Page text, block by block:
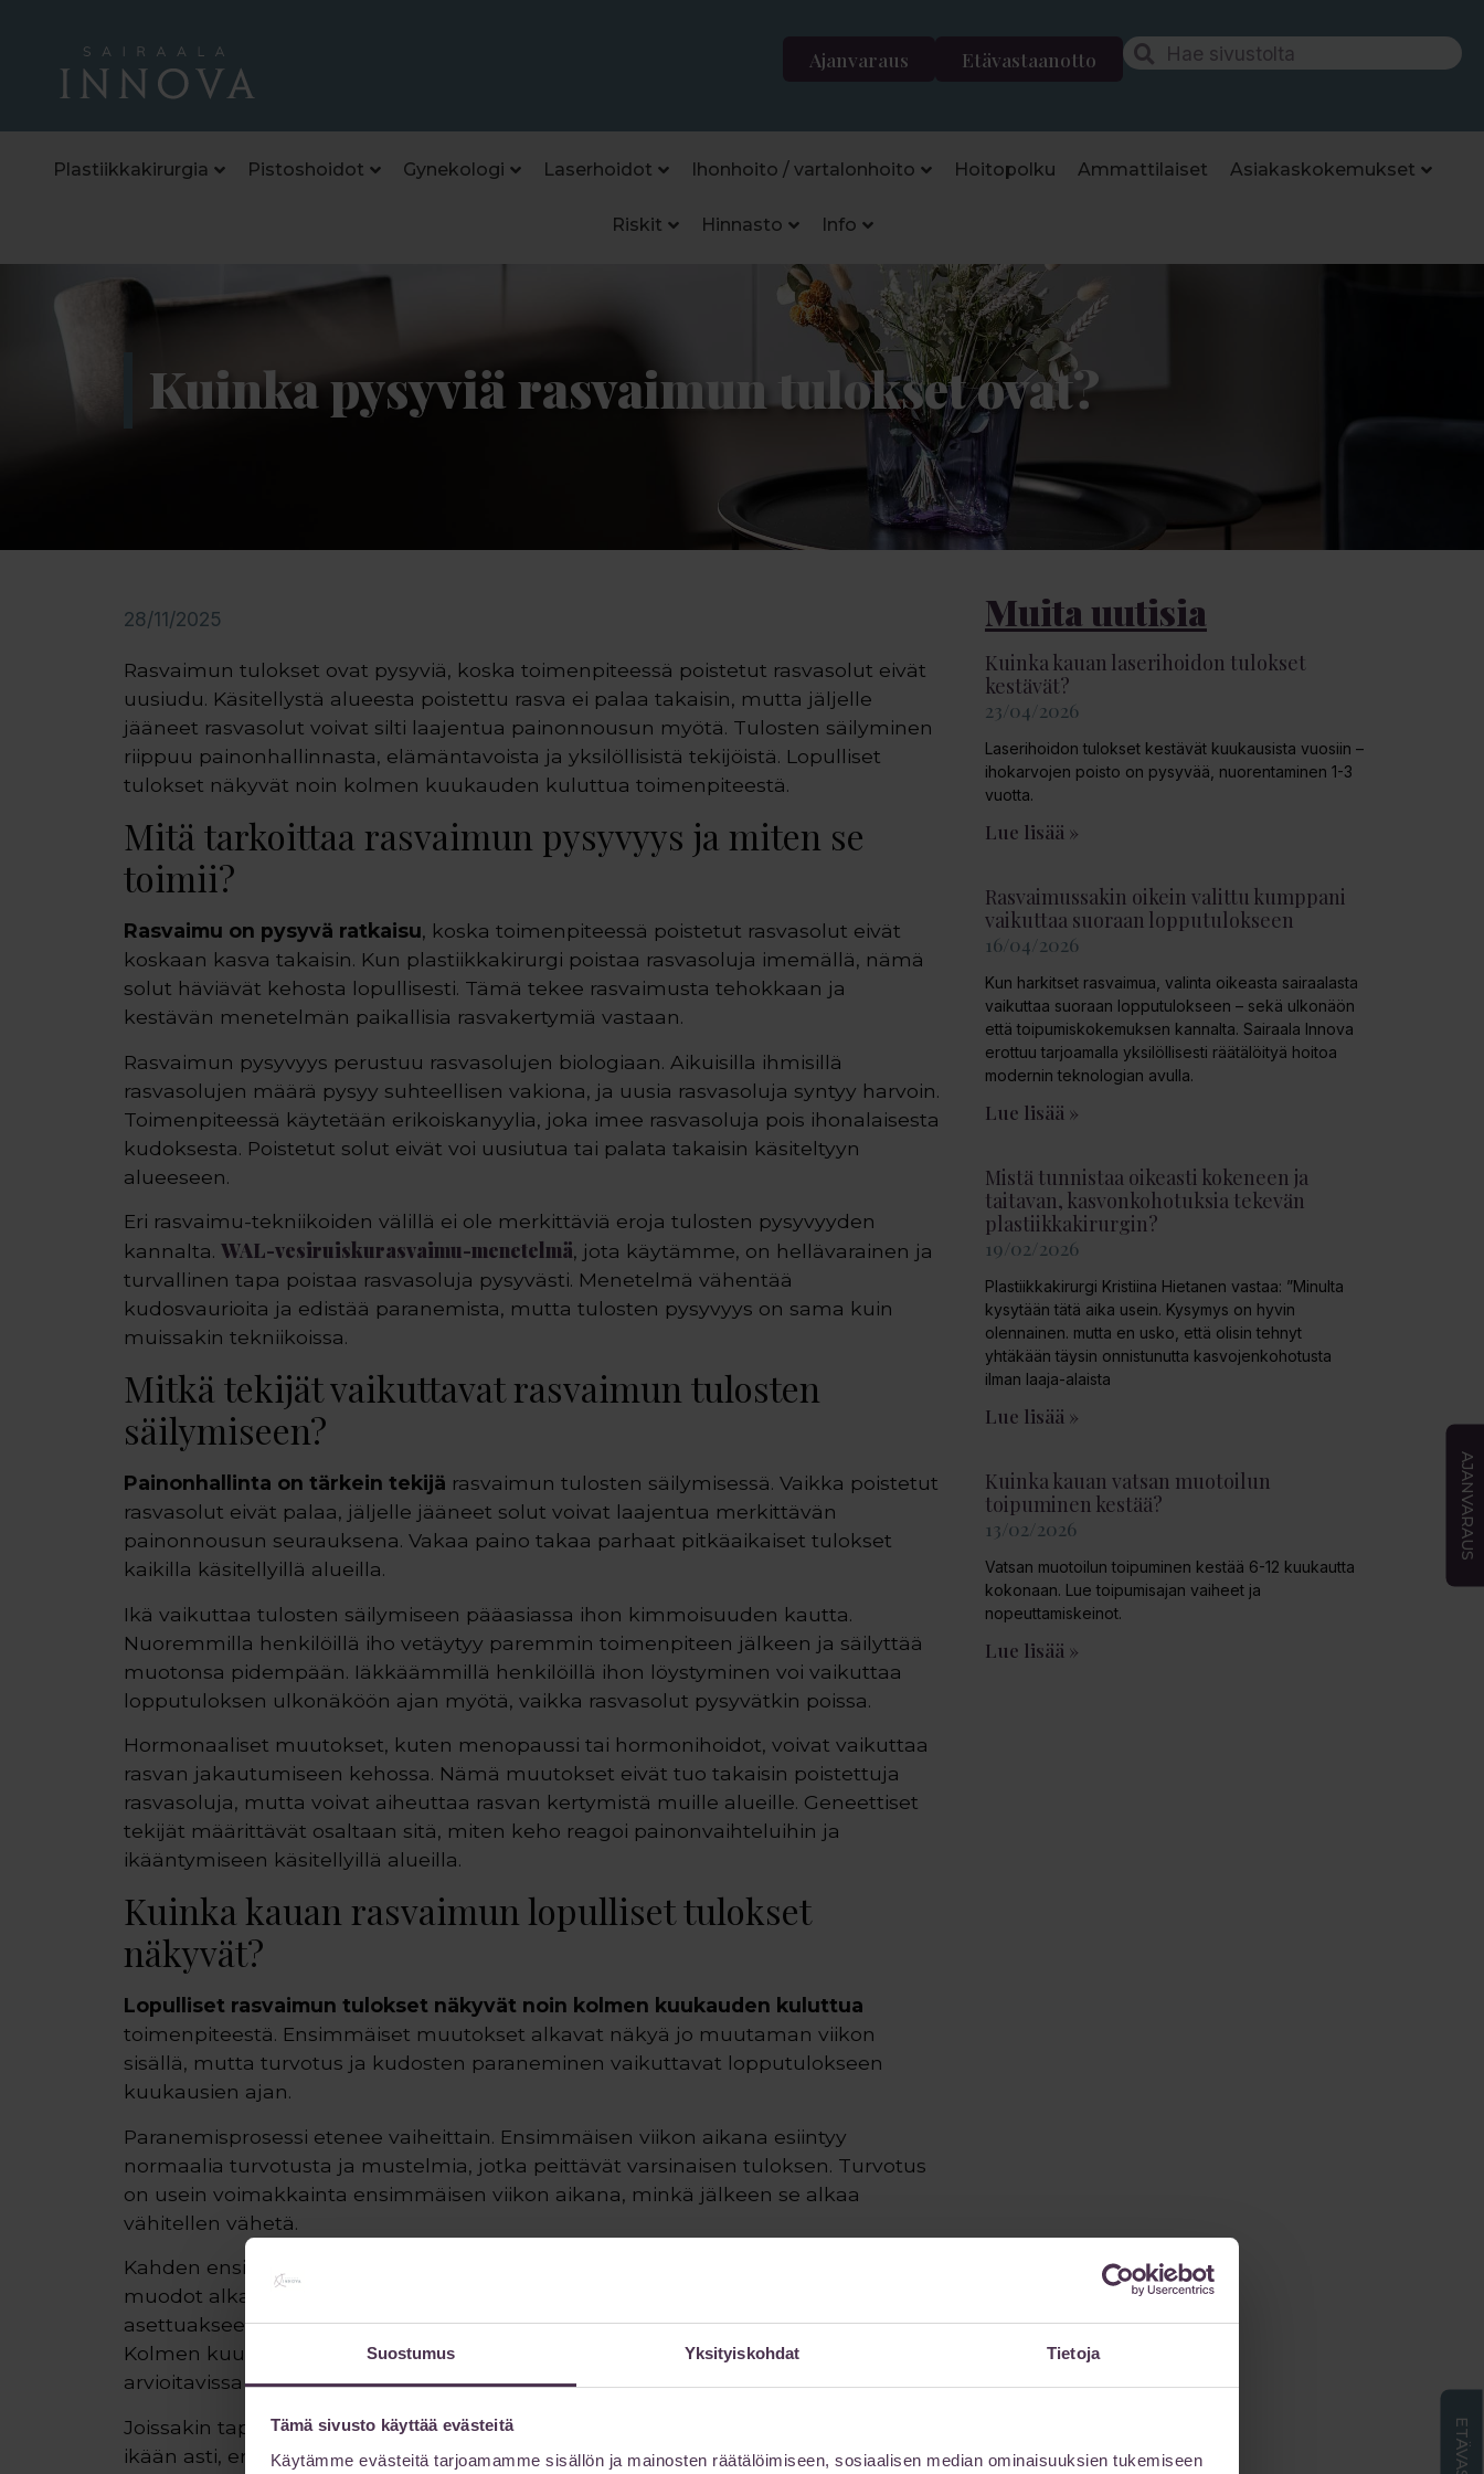
Suostumus Yksityiskohdat Tietoja
Tämä sivusto käyttää evästeitä
Käytämme evästeitä tarjoamamme sisällön ja mainosten räätälöimiseen, sosiaalisen median ominaisuuksien tukemiseen
Etävastaanotto
Ajanvaraus
Plastiikkakirurgia Pistoshoidot Gynekologi Laserhoidot Ihonhoito / vartalonhoito Hoitopolku Ammattilaiset Asiakaskokemukset
Riskit Hinnasto Info
Kuinka pysyviä rasvaimun tulokset ovat?
28/11/2025
Rasvaimun tulokset ovat pysyviä, koska toimenpiteessä poistetut rasvasolut eivät
uusiudu. Käsitellystä alueesta poistettu rasva ei palaa takaisin, mutta jäljelle
jääneet rasvasolut voivat silti laajentua painonnousun myötä. Tulosten säilyminen
riippuu painonhallinnasta, elämäntavoista ja yksilöllisistä tekijöistä. Lopulliset
tulokset näkyvät noin kolmen kuukauden kuluttua toimenpiteestä.
Mitä tarkoittaa rasvaimun pysyvyys ja miten se
toimii?
Rasvaimu on pysyvä ratkaisu, koska toimenpiteessä poistetut rasvasolut eivät
koskaan kasva takaisin. Kun plastiikkakirurgi poistaa rasvasoluja imemällä, nämä
solut häviävät kehosta lopullisesti. Tämä tekee rasvaimusta tehokkaan ja
kestävän menetelmän paikallisia rasvakertymiä vastaan.
Rasvaimun pysyvyys perustuu rasvasolujen biologiaan. Aikuisilla ihmisillä
rasvasolujen määrä pysyy suhteellisen vakiona, ja uusia rasvasoluja syntyy harvoin.
Toimenpiteessä käytetään erikoiskanyylia, joka imee rasvasoluja pois ihonalaisesta
kudoksesta. Poistetut solut eivät voi uusiutua tai palata takaisin käsiteltyyn
alueeseen.
Eri rasvaimu-tekniikoiden välillä ei ole merkittäviä eroja tulosten pysyvyyden
kannalta. WAL-vesiruiskurasvaimu-menetelmä, jota käytämme, on hellävarainen ja
turvallinen tapa poistaa rasvasoluja pysyvästi. Menetelmä vähentää
kudosvaurioita ja edistää paranemista, mutta tulosten pysyvyys on sama kuin
muissakin tekniikoissa.
Mitkä tekijät vaikuttavat rasvaimun tulosten
säilymiseen?
Painonhallinta on tärkein tekijä rasvaimun tulosten säilymisessä. Vaikka poistetut
rasvasolut eivät palaa, jäljelle jääneet solut voivat laajentua merkittävän
painonnousun seurauksena. Vakaa paino takaa parhaat pitkäaikaiset tulokset
kaikilla käsitellyillä alueilla.
Ikä vaikuttaa tulosten säilymiseen pääasiassa ihon kimmoisuuden kautta.
Nuoremmilla henkilöillä iho vetäytyy paremmin toimenpiteen jälkeen ja säilyttää
muotonsa pidempään. Iäkkäämmillä henkilöillä ihon löystyminen voi vaikuttaa
lopputuloksen ulkonäköön ajan myötä, vaikka rasvasolut pysyvätkin poissa.
Hormonaaliset muutokset, kuten menopaussi tai hormonihoidot, voivat vaikuttaa
rasvan jakautumiseen kehossa. Nämä muutokset eivät tuo takaisin poistettuja
rasvasoluja, mutta voivat aiheuttaa rasvan kertymistä muille alueille. Geneettiset
tekijät määrittävät osaltaan sitä, miten keho reagoi painonvaihteluihin ja
ikääntymiseen käsitellyillä alueilla.
Kuinka kauan rasvaimun lopulliset tulokset
näkyvät?
Lopulliset rasvaimun tulokset näkyvät noin kolmen kuukauden kuluttua
toimenpiteestä. Ensimmäiset muutokset alkavat näkyä jo muutaman viikon
sisällä, mutta turvotus ja kudosten paraneminen vaikuttavat lopputulokseen
kuukausien ajan.
Paranemisprosessi etenee vaiheittain. Ensimmäisen viikon aikana esiintyy
normaalia turvotusta ja mustelmia, jotka peittävät varsinaisen tuloksen. Turvotus
on usein voimakkainta ensimmäisen viikon aikana, minkä jälkeen se alkaa
vähitellen vähetä.
Kahden ensimmäisen kuukauden aikana turvotus laskee merkittävästi, ja kehon
muodot alkavat hahmottua selkeämmin. Ihonalainen kudos tarvitsee aikaa
asettuakseen uuteen muotoonsa ja ihon vetäytyäkseen käsitellyn alueen päälle.
Kolmen kuukauden kohdalla kudokset ovat parantuneet ja lopullinen tulos on
arvioitavissa luotettavasti.
Joissakin tapauksissa pienet parannukset voivat jatkua vielä kuuden kuukauden
ikään asti, erityisesti ihon kiinteyden osalta. Puristusvaatteiden käyttö kuuden
Muita uutisia
Kuinka kauan laserihoidon tulokset
kestävät?
23/04/2026
Laserihoidon tulokset kestävät kuukausista vuosiin –
ihokarvojen poisto on pysyvää, nuorentaminen 1-3
vuotta.
Lue lisää »
Rasvaimussakin oikein valittu kumppani
vaikuttaa suoraan lopputulokseen
16/04/2026
Kun harkitset rasvaimua, valinta oikeasta sairaalasta
vaikuttaa suoraan lopputulokseen – sekä ulkonäön
että toipumiskokemuksen kannalta. Sairaala Innova
erottuu tarjoamalla yksilöllisesti räätälöityä hoitoa
modernin teknologian avulla.
Lue lisää »
Mistä tunnistaa oikeasti kokeneen ja
taitavan, kasvonkohotuksia tekevän
plastiikkakirurgin?
19/02/2026
Plastiikkakirurgi Kristiina Hietanen vastaa: ”Minulta
kysytään tätä aika usein. Kysymys on hyvin
olennainen. mutta en usko, että olisin tehnyt
yhtäkään täysin onnistunutta kasvojenkohotusta
ilman laaja-alaista
Lue lisää »
Kuinka kauan vatsan muotoilun
toipuminen kestää?
13/02/2026
Vatsan muotoilun toipuminen kestää 6-12 kuukautta
kokonaan. Lue toipumisajan vaiheet ja
nopeuttamiskeinot.
Lue lisää »
AJANVARAUS